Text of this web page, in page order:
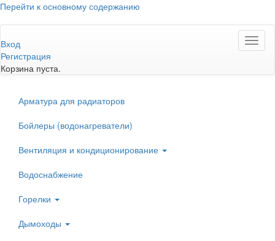
Перейти к основному содержанию
Вход
Регистрация
Корзина пуста.
Арматура для радиаторов
Бойлеры (водонагреватели)
Вентиляция и кондиционирование
Водоснабжение
Горелки
Дымоходы